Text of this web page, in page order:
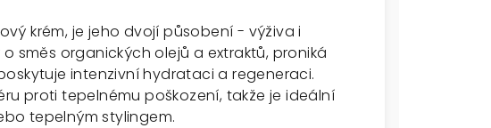
krém, je jeho dvojí působení - výživa i
směs organických olejů a extraktů, proniká
intenzivní hydrataci a regeneraci.
proti tepelnému poškození, takže je ideální
tepelným stylingem.